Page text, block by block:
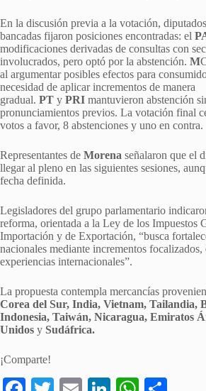
En la discusión previa a la votación,
bancadas fijaron posiciones encontradas: el
modificaciones derivadas de consultas con
involucrados, pero optó por la abstención. M
al argumentar posibles efectos para
necesidad de aplicar incrementos de manera
gradual. PT y PRI mantuvieron abstención
pronunciamientos previos. La votación final
votos a favor, 8 abstenciones y uno en contra.
Representantes de Morena señalaron que el
llegar al pleno en las siguientes sesiones,
fecha definida.
Legisladores del grupo parlamentario
reforma, orientada a la Ley de los Impuestos
Importación y de Exportación, “busca
nacionales mediante incrementos focalizados,
experiencias internacionales”.
La propuesta contempla mercancías
Corea del Sur, India, Vietnam, Tailandia,
Indonesia, Taiwán, Nicaragua, Emiratos
Unidos y Sudáfrica.
¡Comparte!